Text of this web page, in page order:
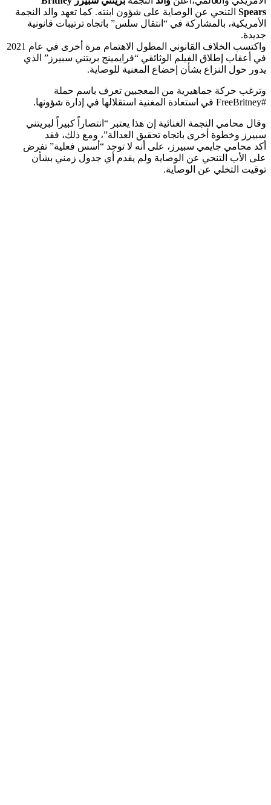
Spears التنحي عن الوصاية على شؤون ابنته. كما تعهد والد النجمة
الأمريكية، بالمشاركة في “انتقال سلس” باتجاه ترتيبات قانونية
جديدة.
واكتسب الخلاف القانوني المطول الاهتمام مرة أخرى في عام 2021
في أعقاب إطلاق الفيلم الوثائقي “فرايمينج بريتني سبيرز” الذي
يدور حول النزاع بشأن إخضاع المغنية للوصاية.
وترغب حركة جماهيرية من المعجبين تعرف باسم حملة
#FreeBritney في استعادة المغنية استقلالها في إدارة شؤونها.
وقال محامي النجمة الغنائية إن هذا يعتبر “انتصاراً كبيراً لبريتني
سبيرز وخطوة أخرى باتجاه تحقيق العدالة”، ومع ذلك، فقد
أكد محامي جايمي سبيرز، على أنه لا توجد “أسس فعلية” تفرض
على الأب التنحي عن الوصاية ولم يقدم أي جدول زمني بشأن
توقيت التخلي عن الوصاية.